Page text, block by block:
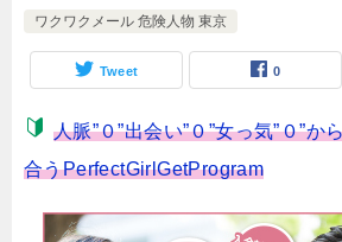
ワクワクメール 危険人物 東京
Tweet 0
人脈”０”出会い”０”女っ気”０”
合うPerfectGirlGetProgram